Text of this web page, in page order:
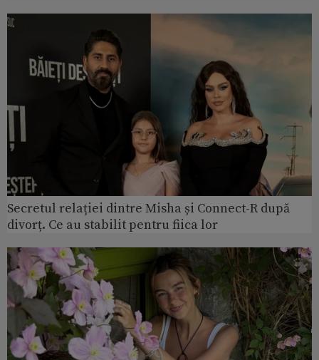
Secretul relației dintre Misha și Connect-R după
divorț. Ce au stabilit pentru fiica lor